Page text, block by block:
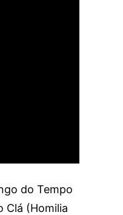
do Tempo
Clá (Homilia